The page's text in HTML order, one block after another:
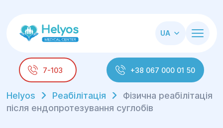
UA
7-103 +38 067 000 01 50
Helyos Реабілітація
Фізична реабілітація
після ендопротезування суглобів